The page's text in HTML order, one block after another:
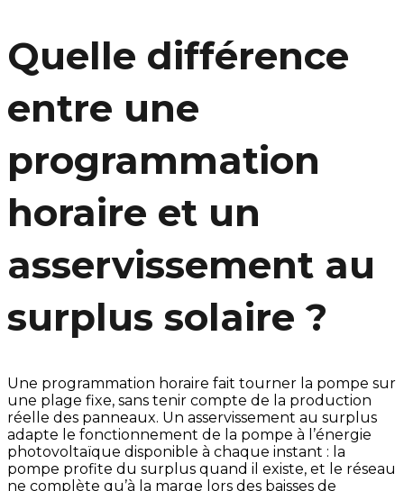
Quelle différence
entre une
programmation
horaire et un
asservissement au
surplus solaire ?
Une programmation horaire fait tourner la pompe sur
une plage fixe, sans tenir compte de la production
réelle des panneaux. Un asservissement au surplus
adapte le fonctionnement de la pompe à l’énergie
photovoltaïque disponible à chaque instant : la
pompe profite du surplus quand il existe, et le réseau
ne complète qu’à la marge lors des baisses de